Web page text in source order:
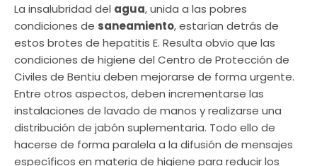
La insalubridad del agua, unida a las pobres
condiciones de saneamiento, estarían detrás de
estos brotes de hepatitis E. Resulta obvio que las
condiciones de higiene del Centro de Protección de
Civiles de Bentiu deben mejorarse de forma urgente.
Entre otros aspectos, deben incrementarse las
instalaciones de lavado de manos y realizarse una
distribución de jabón suplementaria. Todo ello de
hacerse de forma paralela a la difusión de mensajes
específicos en materia de higiene para reducir los